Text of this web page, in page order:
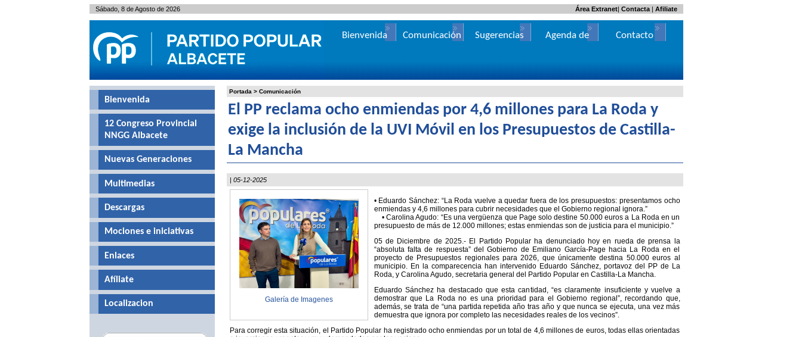
Portada > Comunicación
El PP reclama ocho enmiendas por 4,6 millones para La Roda y
exige la inclusión de la UVI Móvil en los Presupuestos de Castilla-
La Mancha
| 05-12-2025
Galería de Imagenes
• Eduardo Sánchez: “La Roda vuelve a quedar fuera de los presupuestos: presentamos ocho
enmiendas y 4,6 millones para cubrir necesidades que el Gobierno regional ignora.”
• Carolina Agudo: “Es una vergüenza que Page solo destine 50.000 euros a La Roda en un
presupuesto de más de 12.000 millones; estas enmiendas son de justicia para el municipio.”
05 de Diciembre de 2025.- El Partido Popular ha denunciado hoy en rueda de prensa la
“absoluta falta de respuesta” del Gobierno de Emiliano García-Page hacia La Roda en el
proyecto de Presupuestos regionales para 2026, que únicamente destina 50.000 euros al
municipio. En la comparecencia han intervenido Eduardo Sánchez, portavoz del PP de La
Roda, y Carolina Agudo, secretaria general del Partido Popular en Castilla-La Mancha.
Eduardo Sánchez ha destacado que esta cantidad, “es claramente insuficiente y vuelve a
demostrar que La Roda no es una prioridad para el Gobierno regional”, recordando que,
además, se trata de “una partida repetida año tras año y que nunca se ejecuta, una vez más
demuestra que ignora por completo las necesidades reales de los vecinos”.
Para corregir esta situación, el Partido Popular ha registrado ocho enmiendas por un total de 4,6 millones de euros, todas ellas orientadas
Bienvenida
12 Congreso Provincial
NNGG Albacete
Nuevas Generaciones
Multimedias
Descargas
Mociones e iniciativas
Enlaces
Afíliate
Localizacion
Sábado, 8 de Agosto de 2026 | Contacta| Afiliate
Área Extranet
Bienvenida Comunicación Sugerencias
Agenda de
Contacto